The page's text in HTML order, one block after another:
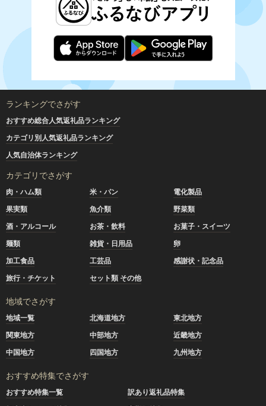
ランキングでさがす
おすすめ総合人気返礼品ランキング
カテゴリ別人気返礼品ランキング
人気自治体ランキング
カテゴリでさがす
肉・ハム類 米・パン
電化製品
果実類
魚介類
野菜類
酒・アルコール
お茶・飲料
お菓子・スイーツ
麺類
雑貨・日用品
卵
加工食品
工芸品
感謝状・記念品
旅行・チケット
セット類 その他
地域でさがす
地域一覧 北海道地方
東北地方
関東地方
中部地方
近畿地方
中国地方
四国地方 九州地方
おすすめ特集でさがす
おすすめ特集一覧
訳あり返礼品特集